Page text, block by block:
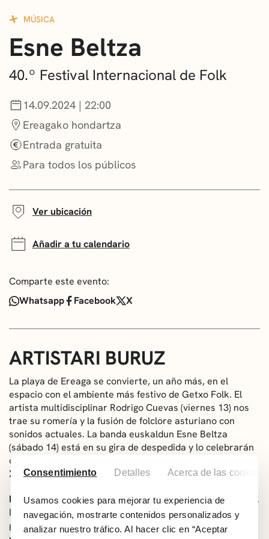
Consentimiento Detalles Acerca de las cookies
Usamos cookies para mejorar tu experiencia de
navegación, mostrarte contenidos personalizados y
analizar nuestro tráfico. Al hacer clic en “Aceptar
CONVOCATORIAS
NOTICIAS
GETXO KULTURA
ASOCIACIONES CULTURALES
MÚSICA
Esne Beltza
40.º Festival Internacional de Folk
14.09.2024 | 22:00
Ereagako hondartza
Entrada gratuita
Para todos los públicos
Ver ubicación
Añadir a tu calendario
Comparte este evento:
Whatsapp
Facebook X
ARTISTARI BURUZ
La playa de Ereaga se convierte, un año más, en el
espacio con el ambiente más festivo de Getxo Folk. El
artista multidisciplinar Rodrigo Cuevas (viernes 13) nos
trae su romería y la fusión de folclore asturiano con
sonidos actuales. La banda euskaldun Esne Beltza
(sábado 14) está en su gira de despedida y lo celebrarán
con música reggae, ska y hip-hop junto con la trikitixa de
Xabier Solano.
Esne Beltza es un grupo musical creado en Euskal Herria.
La idea de crear grupo la tuvo Xabi Solano, durante su
gira con Fermín Muguruza. El nombre de la banda